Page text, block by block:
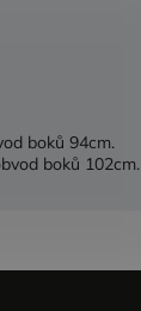
boků 94cm.
boků 102cm.